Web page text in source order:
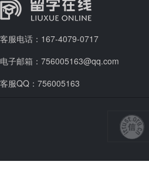
客服电话：167-4079-0717
电子邮箱：756005163@qq.com
客服QQ：756005163